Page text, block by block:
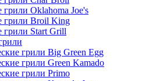
грили Oklahoma Joe's
грили Broil King
грили Start Grill
грили Big Green Egg
грили Green Kamado
грили Primo